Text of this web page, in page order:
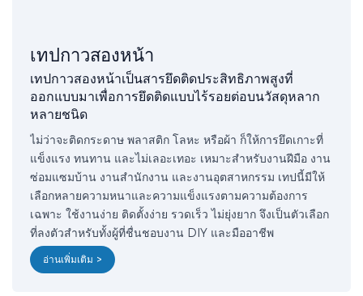
เทปกาวสองหน้า
เทปกาวสองหน้าเป็นสารยึดติดประสิทธิภาพสูงที่
ออกแบบมาเพื่อการยึดติดแบบไร้รอยต่อบนวัสดุหลาก
หลายชนิด
ไม่ว่าจะติดกระดาษ พลาสติก โลหะ หรือผ้า ก็ให้การยึดเกาะที่
แข็งแรง ทนทาน และไม่เลอะเทอะ เหมาะสำหรับงานฝีมือ งาน
ซ่อมแซมบ้าน งานสำนักงาน และงานอุตสาหกรรม เทปนี้มีให้
เลือกหลายความหนาและความแข็งแรงตามความต้องการ
เฉพาะ ใช้งานง่าย ติดตั้งง่าย รวดเร็ว ไม่ยุ่งยาก จึงเป็นตัวเลือก
ที่ลงตัวสำหรับทั้งผู้ที่ชื่นชอบงาน DIY และมืออาชีพ
อ่านเพิ่มเติม >